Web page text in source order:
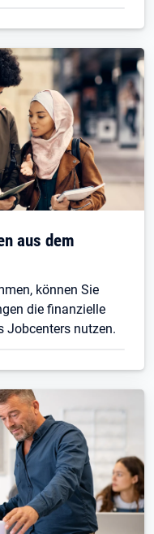
aus dem
können Sie
die finanzielle
Jobcenters nutzen.